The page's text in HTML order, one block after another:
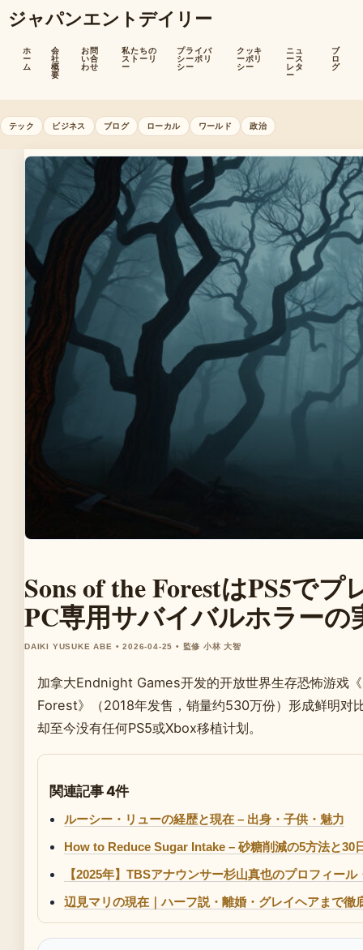
ジャパンエントデイリー
ホ
ー
ム
会
社
概
要
お問
い合
わせ
私たちの
ストーリ
ー
プライバ
シーポリ
シー
クッキ
ーポリ
シー
ニュ
ース
レタ
ー
ブ
ロ
グ
テック ビジネス ブログ ローカル ワールド 政治
Sons of the ForestはPS5で
PC専用サバイバルホラーの
DAIKI YUSUKE ABE • 2026-04-25 • 監修 小林 大智
加拿大Endnight Games开发的开放世界生存恐怖游戏
Forest》（2018年发售，销量约530万份）形成鲜明
却至今没有任何PS5或Xbox移植计划。
関連記事 4件
ルーシー・リューの経歴と現在 – 出身・子供・魅力
How to Reduce Sugar Intake – 砂糖削減の5方法と30
【2025年】TBSアナウンサー杉山真也のプロフィー
辺見マリの現在｜ハーフ説・離婚・グレイヘアまで徹